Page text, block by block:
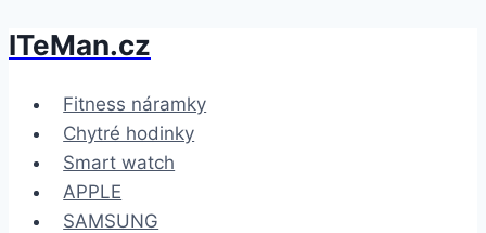
Přeskočit
obsah
ITeMan.cz
Fitness náramky
Chytré hodinky
Smart watch
APPLE
SAMSUNG